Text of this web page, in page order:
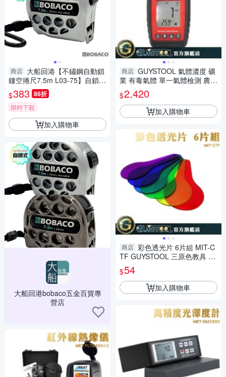
商店 大船回港【不鏽鋼自動鎖
鏤空捲尺7.5m L03-75】自鎖式
捲尺 木工 卷尺 米尺 鋼捲尺 工
程量尺 鋼尺
$383 86折
限時下殺
加入購物車
大船回港bobaco五金百貨專
營店
商店 GUYSTOOL 氣體濃度 礦
業 有毒氣體 單一氣體檢測 農業
氣體檢測器 MET-HSM8822 硫
化氫警報器
$2,420
加入購物車
商店 彩色透光片 6片組 MIT-C
TF GUYSTOOL 三原色教具 色
彩過濾板 顏色疊加 變色卡
$54
加入購物車